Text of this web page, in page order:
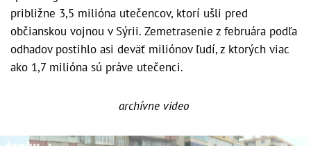
približne 3,5 milióna utečencov, ktorí ušli pred
občianskou vojnou v Sýrii. Zemetrasenie z februára podľa
odhadov postihlo asi deväť miliónov ľudí, z ktorých viac
ako 1,7 milióna sú práve utečenci.
archívne video